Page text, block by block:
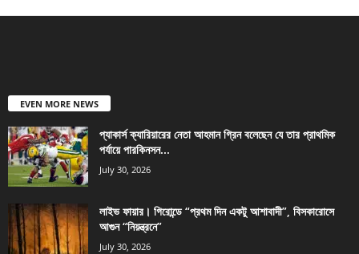
EVEN MORE NEWS
প্যাকার্স ক্যারিয়ারের নেতা আহমান গ্রিন বলেছেন যে তার প্রাথমিক
পর্যায়ে পারকিনসন...
July 30, 2026
লাইভ ফায়ার। গিরোন্ডে “প্রথম দিন একটু আশাবাদী”, বিসকারোসে
আগুন “নিয়ন্ত্রনে”
July 30, 2026